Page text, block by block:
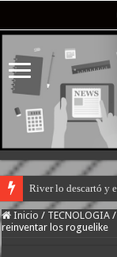
River lo descartó y
Inicio / TECNOLOGIA /
reinventar los roguelike